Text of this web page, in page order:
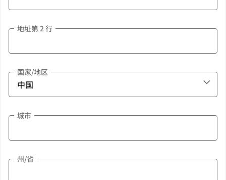
地址第 2 行
国家/地区
城市
州/省